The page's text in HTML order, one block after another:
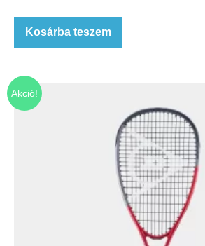
Kosárba teszem
Akció!